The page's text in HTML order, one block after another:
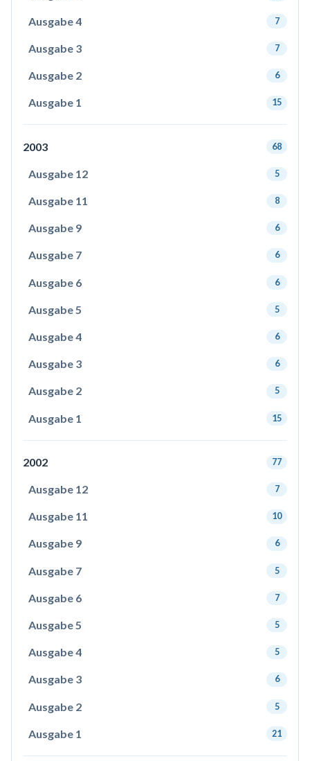
Ausgabe 4 7
Ausgabe 3 7
Ausgabe 2 6
Ausgabe 1 15
2003 68
Ausgabe 12 5
Ausgabe 11 8
Ausgabe 9 6
Ausgabe 7 6
Ausgabe 6 6
Ausgabe 5 5
Ausgabe 4 6
Ausgabe 3 6
Ausgabe 2 5
Ausgabe 1 15
2002 77
Ausgabe 12 7
Ausgabe 11 10
Ausgabe 9 6
Ausgabe 7 5
Ausgabe 6 7
Ausgabe 5 5
Ausgabe 4 5
Ausgabe 3 6
Ausgabe 2 5
Ausgabe 1 21